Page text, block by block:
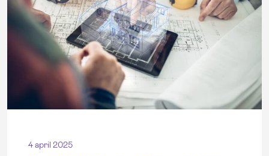
4 april 2025